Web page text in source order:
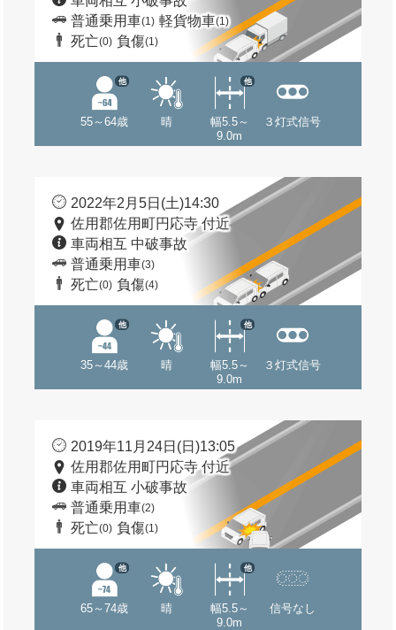
普通乗用車(1) 軽貨物車(1)
死亡(0) 負傷(1)
55～64歳
他
晴
幅5.5～
9.0m
他
３灯式信号
2022年2月5日(土)14:30
佐用郡佐用町円応寺 付近
車両相互 中破事故
普通乗用車(3)
死亡(0) 負傷(4)
35～44歳
他
晴
幅5.5～
9.0m
他
３灯式信号
2019年11月24日(日)13:05
佐用郡佐用町円応寺 付近
車両相互 小破事故
普通乗用車(2)
死亡(0) 負傷(1)
65～74歳
他
晴
幅5.5～
9.0m
他
信号なし